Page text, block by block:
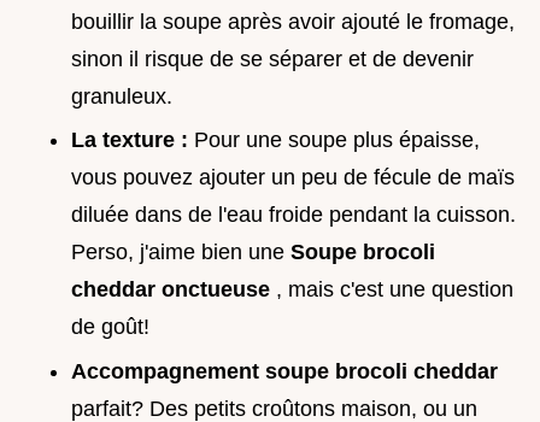
bouillir la soupe après avoir ajouté le fromage,
sinon il risque de se séparer et de devenir
granuleux.
La texture : Pour une soupe plus épaisse,
vous pouvez ajouter un peu de fécule de maïs
diluée dans de l'eau froide pendant la cuisson.
Perso, j'aime bien une Soupe brocoli
cheddar onctueuse , mais c'est une question
de goût!
Accompagnement soupe brocoli cheddar
parfait? Des petits croûtons maison, ou un